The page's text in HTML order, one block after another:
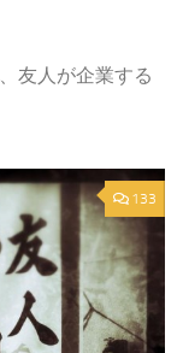
友人が企業する
133